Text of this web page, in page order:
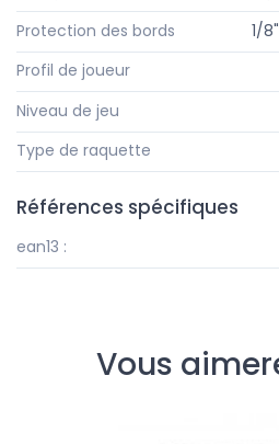
Protection des bords
1/
Profil de joueur
Niveau de jeu
Type de raquette
Références spécifiques
ean13 :
Vous